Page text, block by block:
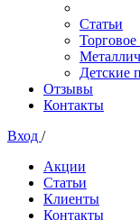
Статьи
Детские
Отзывы
Контакты
Вход /
Акции
Статьи
Клиенты
Контакты